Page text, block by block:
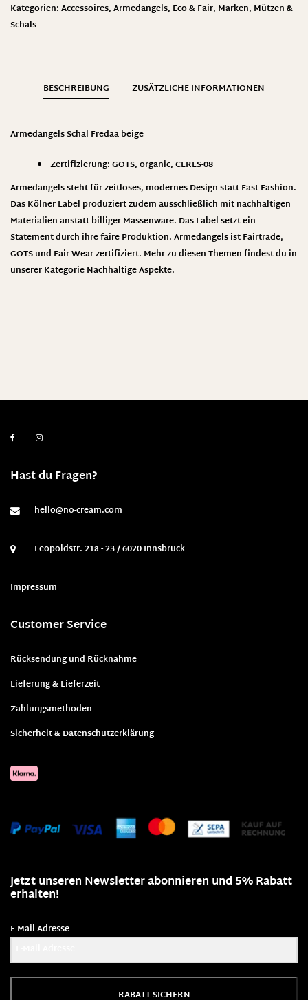
Kategorien:Accessoires,Armedangels, Eco & Fair, Marken, Mützen &
Schals
BESCHREIBUNG ZUSÄTZLICHE INFORMATIONEN
Armedangels Schal Fredaa beige
Zertifizierung: GOTS, organic, CERES-08
Armedangels steht für zeitloses, modernes Design statt Fast-Fashion.
Das Kölner Label produziert zudem ausschließlich mit nachhaltigen
Materialien anstatt billiger Massenware. Das Label setzt ein
Statement durch ihre faire Produktion.Armedangels ist Fairtrade,
GOTS und Fair Wear zertifiziert. Mehr zu diesen Themen findest du in
unserer KategorieNachhaltige Aspekte.
Hast du Fragen?
hello@no-cream.com
Leopoldstr. 21a - 23 / 6020 Innsbruck
Impressum
Customer Service
Rücksendung und Rücknahme
Lieferung & Lieferzeit
Zahlungsmethoden
Sicherheit & Datenschutzerklärung
Jetzt unseren Newsletter abonnieren und 5% Rabatt
erhalten!
E-Mail-Adresse
RABATT SICHERN